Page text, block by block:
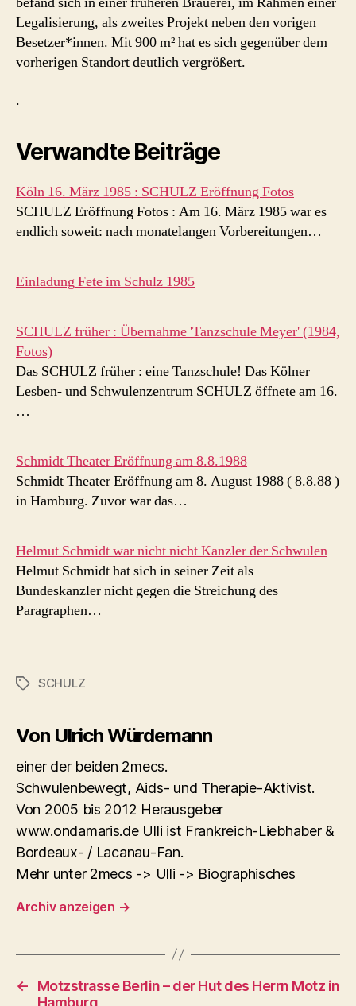
Legalisierung, als zweites Projekt neben den vorigen
Besetzer*innen. Mit 900 m² hat es sich gegenüber dem
vorherigen Standort deutlich vergrößert.
.
Verwandte Beiträge
Köln 16. März 1985 : SCHULZ Eröffnung Fotos
SCHULZ Eröffnung Fotos : Am 16. März 1985 war es
endlich soweit: nach monatelangen Vorbereitungen…
Einladung Fete im Schulz 1985
SCHULZ früher : Übernahme 'Tanzschule Meyer' (1984,
Fotos)
Das SCHULZ früher : eine Tanzschule! Das Kölner
Lesben- und Schwulenzentrum SCHULZ öffnete am 16.
…
Schmidt Theater Eröffnung am 8.8.1988
Schmidt Theater Eröffnung am 8. August 1988 ( 8.8.88 )
in Hamburg. Zuvor war das…
Helmut Schmidt war nicht nicht Kanzler der Schwulen
Helmut Schmidt hat sich in seiner Zeit als
Bundeskanzler nicht gegen die Streichung des
Paragraphen…
Schlagwörter
SCHULZ
Von Ulrich Würdemann
einer der beiden 2mecs.
Schwulenbewegt, Aids- und Therapie-Aktivist.
Von 2005 bis 2012 Herausgeber
www.ondamaris.de Ulli ist Frankreich-Liebhaber &
Bordeaux- / Lacanau-Fan.
Mehr unter 2mecs -> Ulli -> Biographisches
Archiv anzeigen →
←
Motzstrasse Berlin – der Hut des Herrn Motz in
Hamburg